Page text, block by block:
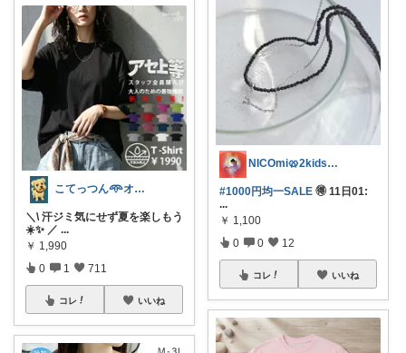
こてっつん𖥸オイシイとカワイイはセイギ
＼\ 汗ジミ気にせず夏を楽しもう
☀️✨ ／ ...
￥ 1,990
0 1 711
コレ いいね
NICOmi🥨2kidsママ👦👧
#1000円均一SALE 🉐 11日01:
...
￥ 1,100
0 0 12
コレ いいね